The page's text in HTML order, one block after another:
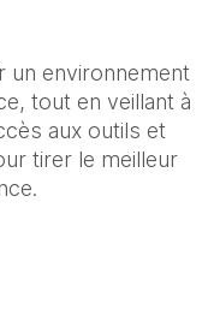
un environnement
tout en veillant à
aux outils et
tirer le meilleur